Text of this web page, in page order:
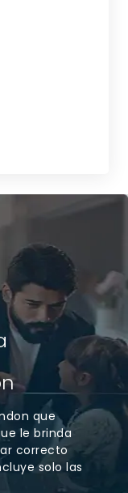
que
le brinda
correcto
solo las